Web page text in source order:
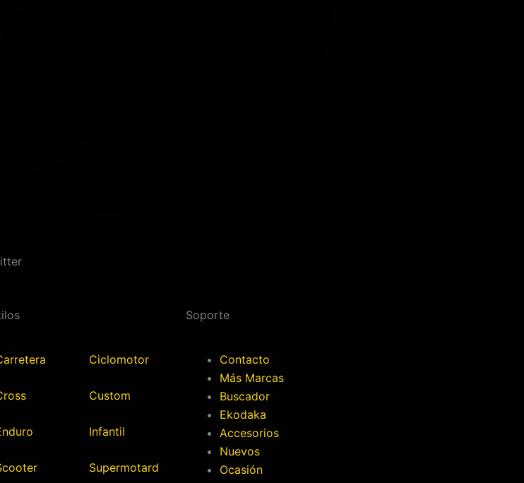
Ciclomotor
Custom
Infantil
Supermotard
Soporte
Contacto
Más Marcas
Buscador
Ekodaka
Accesorios
Nuevos
Ocasión